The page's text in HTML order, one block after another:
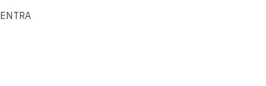
ENTRA